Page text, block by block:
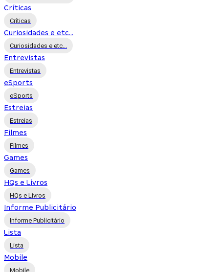
Críticas
Críticas
Curiosidades e etc...
Curiosidades e etc...
Entrevistas
Entrevistas
eSports
eSports
Estreias
Estreias
Filmes
Filmes
Games
Games
HQs e Livros
HQs e Livros
Informe Publicitário
Informe Publicitário
Lista
Lista
Mobile
Mobile